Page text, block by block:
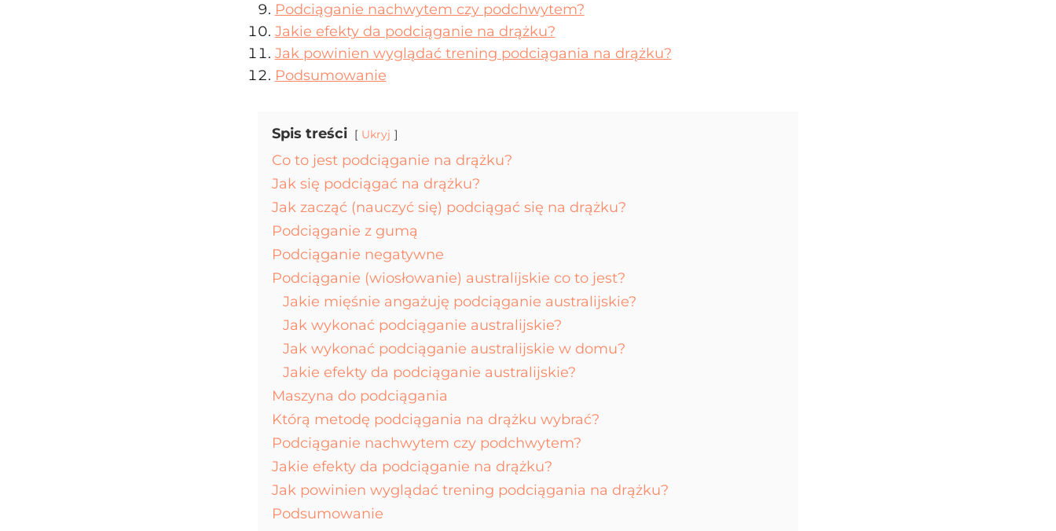
Podciąganie nachwytem czy podchwytem?
Jakie efekty da podciąganie na drążku?
Jak powinien wyglądać trening podciągania na drążku?
Podsumowanie
Spis treści Ukryj
Co to jest podciąganie na drążku?
Jak się podciągać na drążku?
Jak zacząć (nauczyć się) podciągać się na drążku?
Podciąganie z gumą
Podciąganie negatywne
Podciąganie (wiosłowanie) australijskie co to jest?
Jakie mięśnie angażuję podciąganie australijskie?
Jak wykonać podciąganie australijskie?
Jak wykonać podciąganie australijskie w domu?
Jakie efekty da podciąganie australijskie?
Maszyna do podciągania
Którą metodę podciągania na drążku wybrać?
Podciąganie nachwytem czy podchwytem?
Jakie efekty da podciąganie na drążku?
Jak powinien wyglądać trening podciągania na drążku?
Podsumowanie